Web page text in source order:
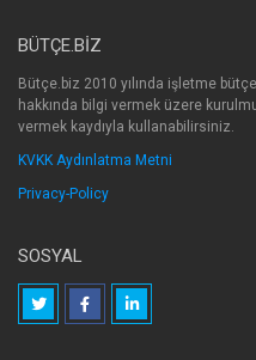
BÜTÇE.BIZ
Bütçe.biz 2010 yılında işletme
hakkında bilgi vermek üzere
vermek kaydıyla kullanabilirsiniz.
KVKK Aydınlatma Metni
Privacy-Policy
SOSYAL